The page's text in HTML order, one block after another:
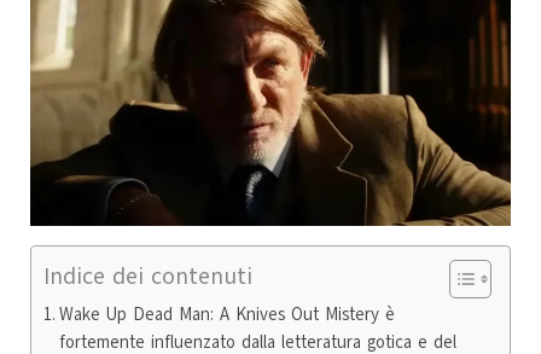
Indice dei contenuti
Wake Up Dead Man: A Knives Out Mistery è
fortemente influenzato dalla letteratura gotica e del